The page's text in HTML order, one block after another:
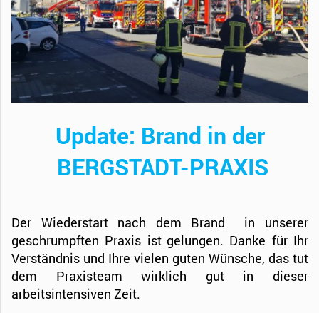
Update: Brand in der
BERGSTADT-PRAXIS
Der Wiederstart nach dem Brand in unserer
geschrumpften Praxis ist gelungen. Danke für Ihr
Verständnis und Ihre vielen guten Wünsche, das tut
dem Praxisteam wirklich gut in dieser
arbeitsintensiven Zeit.